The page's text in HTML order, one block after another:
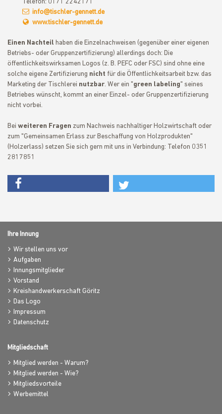
Telefon: 0171 2242171
info@tischler-gennett.de
www.tischler-gennett.de
Einen Nachteil haben die Einzelnachweisen (gegenüber einer eigenen
Betriebs- oder Gruppenzertifizierung) allerdings doch: Die
öffentlichkeitswirksamen Logos (z. B. PEFC oder FSC) sind ohne eine
solche eigene Zertifizierung nicht für die Öffentlichkeitsarbeit bzw. das
Marketing der Tischlerei nutzbar. Wer ein "green labeling" seines
Betriebes wünscht, kommt an einer Einzel- oder Gruppenzertifizierung
nicht vorbei.
Bei weiteren Fragen zum Nachweis nachhaltiger Holzwirtschaft oder
zum "Gemeinsamen Erlass zur Beschaffung von Holzprodukten"
(Holzerlass) setzen Sie sich gern mit uns in Verbindung: Telefon 0351
2817851
Ihre Innung
Wir stellen uns vor
Aufgaben
Innungsmitglieder
Vorstand
Kreishandwerkerschaft Göritz
Das Logo
Impressum
Datenschutz
Mitgliedschaft
Mitglied werden - Warum?
Mitglied werden - Wie?
Mitgliedsvorteile
Werbemittel